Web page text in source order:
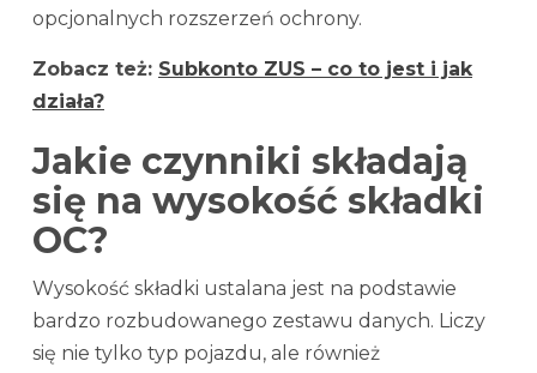
opcjonalnych rozszerzeń ochrony.
Zobacz też: Subkonto ZUS – co to jest i jak
działa?
Jakie czynniki składają
się na wysokość składki
OC?
Wysokość składki ustalana jest na podstawie
bardzo rozbudowanego zestawu danych. Liczy
się nie tylko typ pojazdu, ale również